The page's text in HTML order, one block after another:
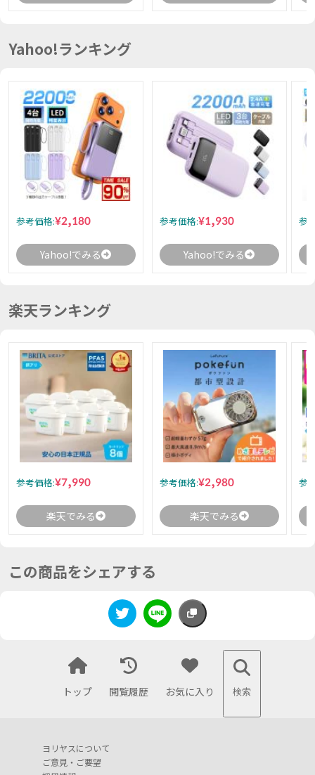
Yahoo!ランキング
参考価格:¥2,180
Yahoo!でみる
参考価格:¥1,930
Yahoo!でみる
参
楽天ランキング
参考価格:¥7,990
楽天でみる
参考価格:¥2,980
楽天でみる
参
この商品をシェアする
トップ 閲覧履歴 お気に入り 検索
ヨリヤスについて
ご意見・ご要望